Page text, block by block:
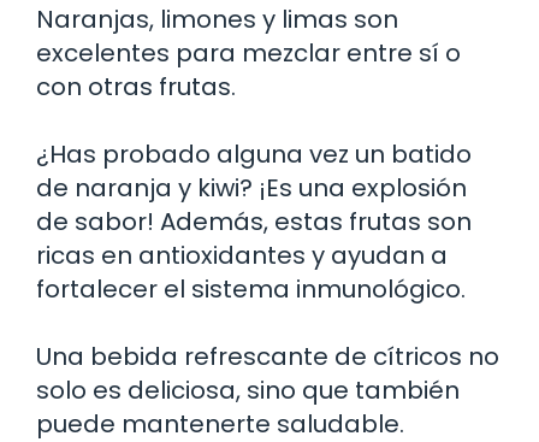
Naranjas, limones y limas son
excelentes para mezclar entre sí o
con otras frutas.
¿Has probado alguna vez un batido
de naranja y kiwi? ¡Es una explosión
de sabor! Además, estas frutas son
ricas en antioxidantes y ayudan a
fortalecer el sistema inmunológico.
Una bebida refrescante de cítricos no
solo es deliciosa, sino que también
puede mantenerte saludable.